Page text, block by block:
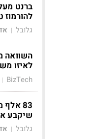
גלובל |
לאיזו
BizTech
|
שיקבע
גלובל |